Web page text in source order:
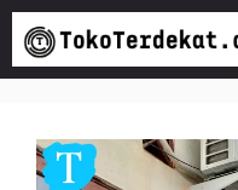
Langsung
isi